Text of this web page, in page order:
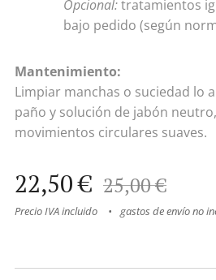
Opcional:tratamientos
bajo pedido (según
Mantenimiento:
Limpiar manchas o suciedad lo
paño y solución de jabón
movimientos circulares suaves.
22,50€ 25,00€
Precio IVA incluido gastos de envío no